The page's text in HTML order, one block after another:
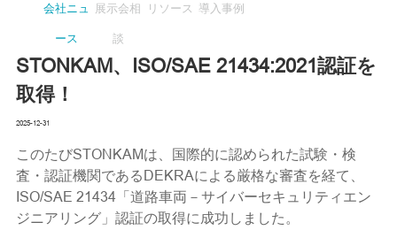
会社ニュ
ース
展示会相
談
リソース 導入事例
STONKAM、ISO/SAE 21434:2021認証を
取得！
2025-12-31
このたびSTONKAMは、国際的に認められた試験・検
査・認証機関であるDEKRAによる厳格な審査を経て、
ISO/SAE 21434「道路車両－サイバーセキュリティエン
ジニアリング」認証の取得に成功しました。